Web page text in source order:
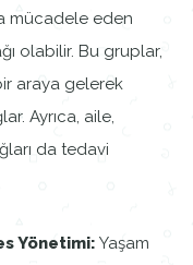
mücadele eden
olabilir. Bu gruplar,
araya gelerek
Ayrıca, aile,
da tedavi
Yönetimi: Yaşam